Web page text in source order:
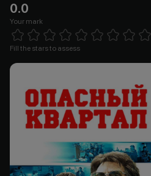
0.0
Your mark
1 Star 2 Stars 3 Stars
Fill the stars to assess